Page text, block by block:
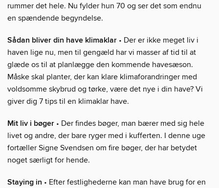
rummer det hele. Nu fylder hun 70 og ser det som endnu
en spændende begyndelse.
Sådan bliver din have klimaklar • Der er ikke meget liv i
haven lige nu, men til gengæld har vi masser af tid til at
glæde os til at planlægge den kommende havesæson.
Måske skal planter, der kan klare klimaforandringer med
voldsomme skybrud og tørke, være det nye i din have? Vi
giver dig 7 tips til en klimaklar have.
Mit liv i bøger • Der findes bøger, man bærer med sig hele
livet og andre, der bare ryger med i kufferten. I denne uge
fortæller Signe Svendsen om fire bøger, der har betydet
noget særligt for hende.
Staying in • Efter festlighederne kan man have brug for en